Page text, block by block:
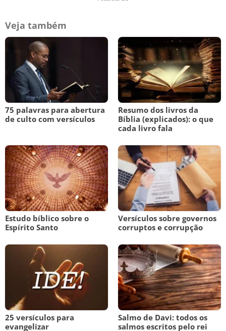
Veja também
75 palavras para abertura
de culto com versículos
Resumo dos livros da
Bíblia (explicados): o que
cada livro fala
Estudo bíblico sobre o
Espírito Santo
Versículos sobre governos
corruptos e corrupção
25 versículos para
evangelizar
Salmo de Davi: todos os
salmos escritos pelo rei